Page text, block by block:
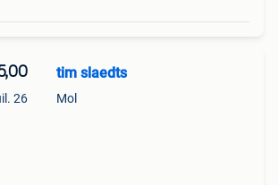
26
tim slaedts
Mol